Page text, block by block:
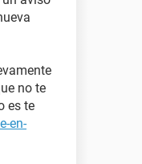
no te
es te
en-